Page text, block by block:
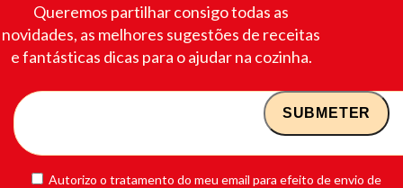
Queremos partilhar consigo todas as
novidades, as melhores sugestões de receitas
e fantásticas dicas para o ajudar na cozinha.
Autorizo o tratamento do meu email para efeito de envio de